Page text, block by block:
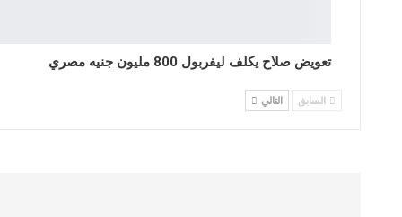
تعويض صلاح يكلف ليفربول 800 مليون جنيه مصري
السابق التالي